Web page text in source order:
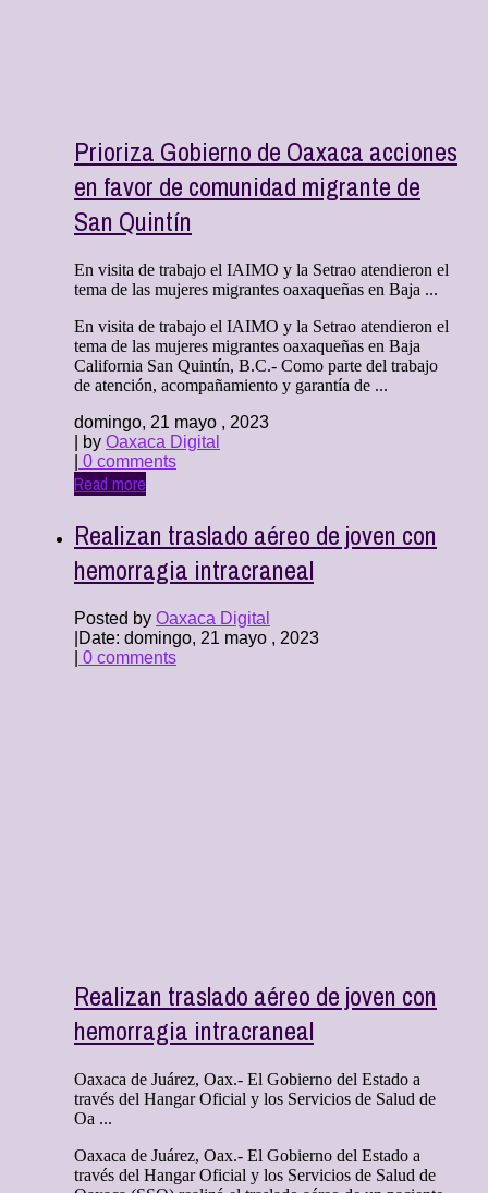
Prioriza Gobierno de Oaxaca acciones
en favor de comunidad migrante de
San Quintín
En visita de trabajo el IAIMO y la Setrao atendieron el
tema de las mujeres migrantes oaxaqueñas en Baja ...
En visita de trabajo el IAIMO y la Setrao atendieron el
tema de las mujeres migrantes oaxaqueñas en Baja
California San Quintín, B.C.- Como parte del trabajo
de atención, acompañamiento y garantía de ...
domingo, 21 mayo , 2023
| by Oaxaca Digital
0 comments
Read more
Realizan traslado aéreo de joven con
hemorragia intracraneal
Posted by Oaxaca Digital
Date: domingo, 21 mayo , 2023
0 comments
Realizan traslado aéreo de joven con
hemorragia intracraneal
Oaxaca de Juárez, Oax.- El Gobierno del Estado a
través del Hangar Oficial y los Servicios de Salud de
Oa ...
Oaxaca de Juárez, Oax.- El Gobierno del Estado a
través del Hangar Oficial y los Servicios de Salud de